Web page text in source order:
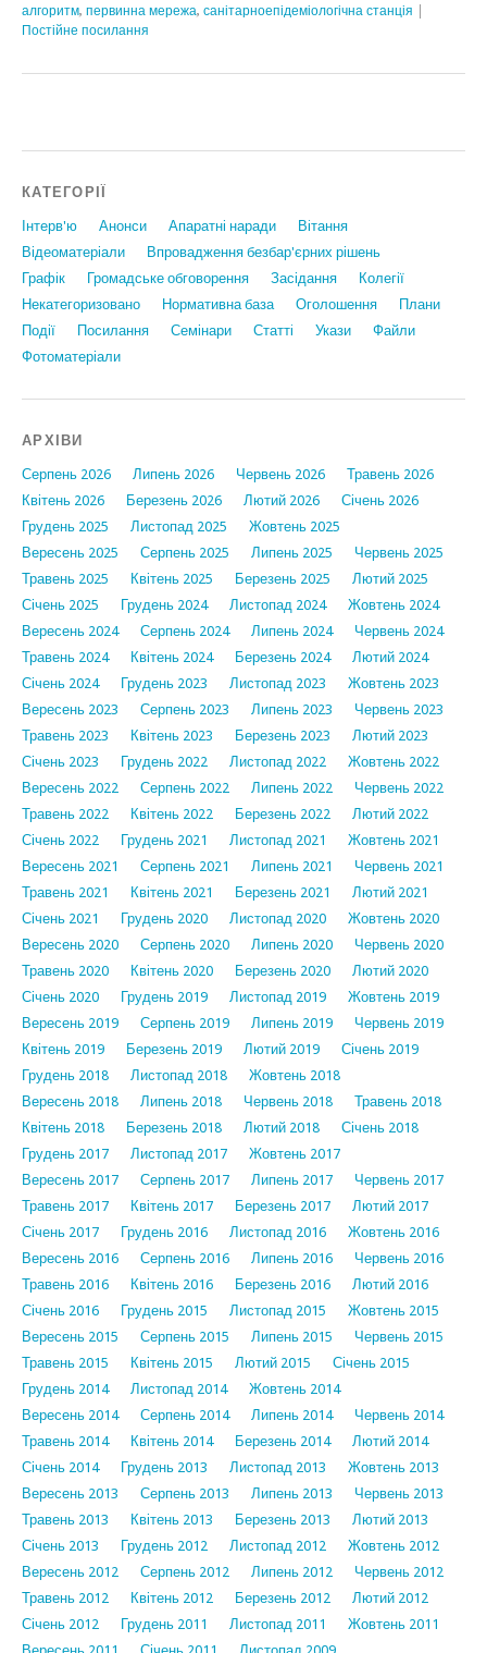
алгоритм, первинна мережа, санітарноепідеміологічна станція
Постійне посилання
КАТЕГОРІЇ
Інтерв'ю Анонси Апаратні наради
Вiтання
Відеоматеріали
Впровадження безбар'єрних рішень
Графiк
Громадське обговорення Засідання
Колегії
Некатегоризовано
Нормативна база Оголошення
Плани
Події
Посилання Семінари Статтi Укази
Файли
Фотоматеріали
АРХІВИ
Серпень 2026 Липень 2026 Червень 2026
Травень 2026
Квітень 2026
Березень 2026 Лютий 2026
Січень 2026
Грудень 2025
Листопад 2025
Жовтень 2025
Вересень 2025
Серпень 2025 Липень 2025
Червень 2025
Травень 2025
Квітень 2025 Березень 2025
Лютий 2025
Січень 2025
Грудень 2024 Листопад 2024
Жовтень 2024
Вересень 2024
Серпень 2024 Липень 2024
Червень 2024
Травень 2024
Квітень 2024 Березень 2024
Лютий 2024
Січень 2024
Грудень 2023 Листопад 2023
Жовтень 2023
Вересень 2023
Серпень 2023 Липень 2023
Червень 2023
Травень 2023
Квітень 2023 Березень 2023
Лютий 2023
Січень 2023
Грудень 2022 Листопад 2022
Жовтень 2022
Вересень 2022
Серпень 2022 Липень 2022
Червень 2022
Травень 2022
Квітень 2022 Березень 2022
Лютий 2022
Січень 2022
Грудень 2021 Листопад 2021
Жовтень 2021
Вересень 2021
Серпень 2021 Липень 2021
Червень 2021
Травень 2021
Квітень 2021 Березень 2021
Лютий 2021
Січень 2021
Грудень 2020 Листопад 2020
Жовтень 2020
Вересень 2020
Серпень 2020 Липень 2020
Червень 2020
Травень 2020
Квітень 2020 Березень 2020
Лютий 2020
Січень 2020
Грудень 2019 Листопад 2019
Жовтень 2019
Вересень 2019
Серпень 2019 Липень 2019
Червень 2019
Квітень 2019
Березень 2019 Лютий 2019
Січень 2019
Грудень 2018
Листопад 2018
Жовтень 2018
Вересень 2018
Липень 2018 Червень 2018
Травень 2018
Квітень 2018
Березень 2018 Лютий 2018
Січень 2018
Грудень 2017
Листопад 2017
Жовтень 2017
Вересень 2017
Серпень 2017 Липень 2017
Червень 2017
Травень 2017
Квітень 2017 Березень 2017
Лютий 2017
Січень 2017
Грудень 2016 Листопад 2016
Жовтень 2016
Вересень 2016
Серпень 2016 Липень 2016
Червень 2016
Травень 2016
Квітень 2016 Березень 2016
Лютий 2016
Січень 2016
Грудень 2015 Листопад 2015
Жовтень 2015
Вересень 2015
Серпень 2015 Липень 2015
Червень 2015
Травень 2015
Квітень 2015 Лютий 2015
Січень 2015
Грудень 2014
Листопад 2014
Жовтень 2014
Вересень 2014
Серпень 2014 Липень 2014
Червень 2014
Травень 2014
Квітень 2014 Березень 2014
Лютий 2014
Січень 2014
Грудень 2013 Листопад 2013
Жовтень 2013
Вересень 2013
Серпень 2013 Липень 2013
Червень 2013
Травень 2013
Квітень 2013 Березень 2013
Лютий 2013
Січень 2013
Грудень 2012 Листопад 2012
Жовтень 2012
Вересень 2012
Серпень 2012 Липень 2012
Червень 2012
Травень 2012
Квітень 2012 Березень 2012
Лютий 2012
Січень 2012
Грудень 2011 Листопад 2011
Жовтень 2011